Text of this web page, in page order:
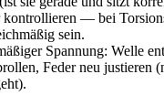
kontrollieren — bei
sein.
Spannung: Welle
Feder neu justieren